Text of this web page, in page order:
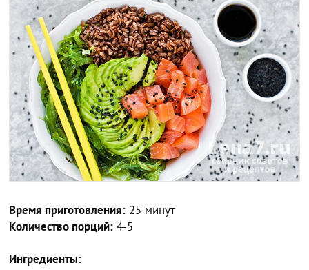
Время приготовления: 25 минут
Количество порций: 4-5
Ингредиенты: